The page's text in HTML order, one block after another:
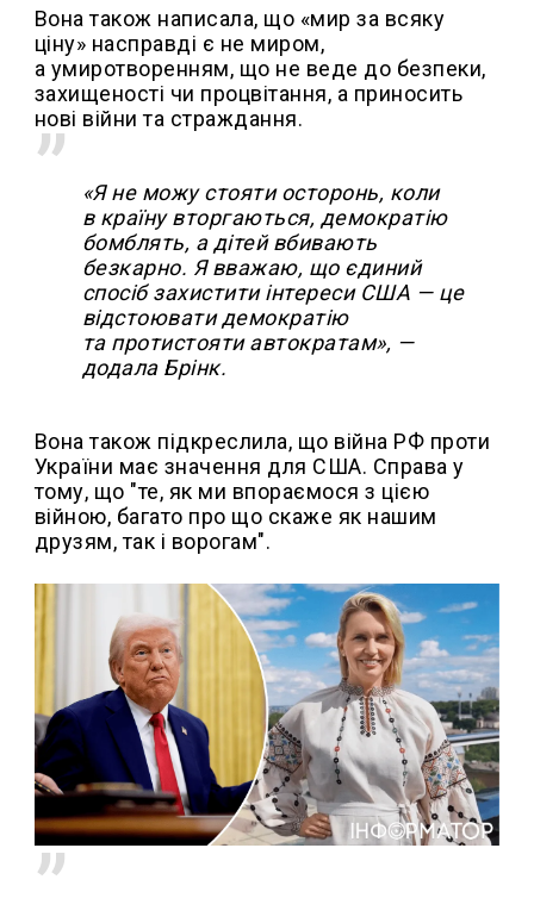
Вона також написала, що «мир за всяку
ціну» насправді є не миром,
а умиротворенням, що не веде до безпеки,
захищеності чи процвітання, а приносить
нові війни та страждання.
«Я не можу стояти осторонь, коли
в країну вторгаються, демократію
бомблять, а дітей вбивають
безкарно. Я вважаю, що єдиний
спосіб захистити інтереси США — це
відстоювати демократію
та протистояти автократам», —
додала Брінк.
Вона також підкреслила, що війна РФ проти
України має значення для США. Справа у
тому, що "те, як ми впораємося з цією
війною, багато про що скаже як нашим
друзям, так і ворогам".